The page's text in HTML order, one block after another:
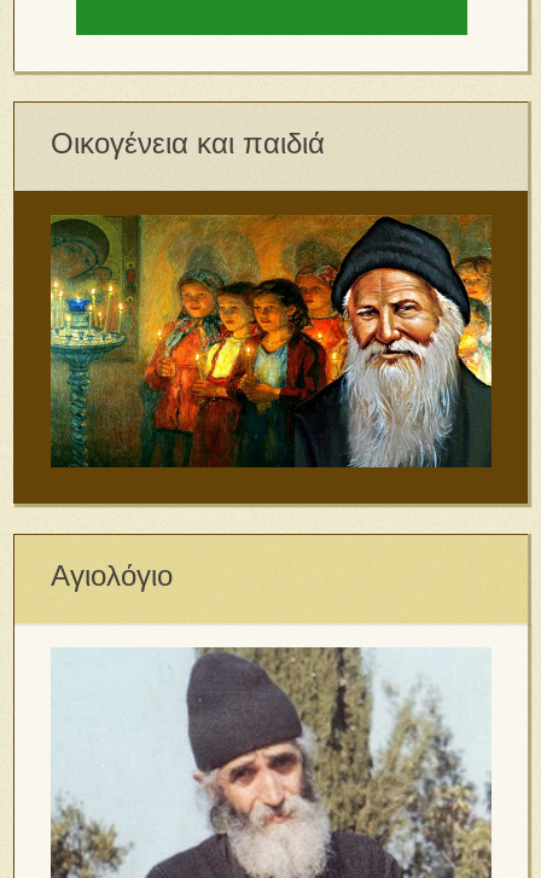
Οικογένεια και παιδιά
Αγιολόγιο